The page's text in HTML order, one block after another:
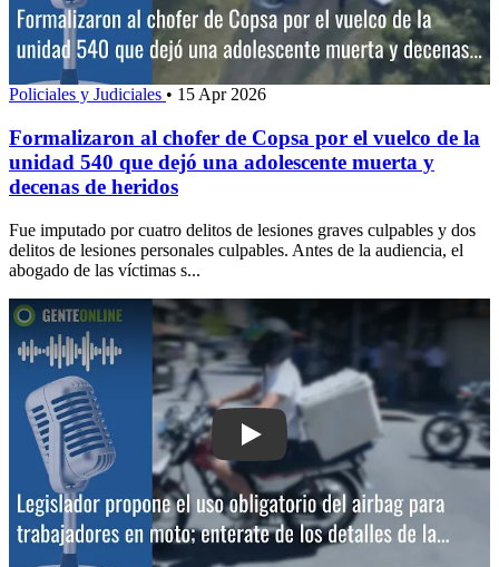
Policiales y Judiciales • 15 Apr 2026
Formalizaron al chofer de Copsa por el vuelco de la
unidad 540 que dejó una adolescente muerta y
decenas de heridos
Fue imputado por cuatro delitos de lesiones graves culpables y dos
delitos de lesiones personales culpables. Antes de la audiencia, el
abogado de las víctimas s...
Play: Legislador propone el uso